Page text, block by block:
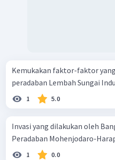
Kemukakan faktor-faktor
peradaban Lembah Sungai
1 5.0
Invasi yang dilakukan oleh
Peradaban Mohenjodaro-
1 0.0